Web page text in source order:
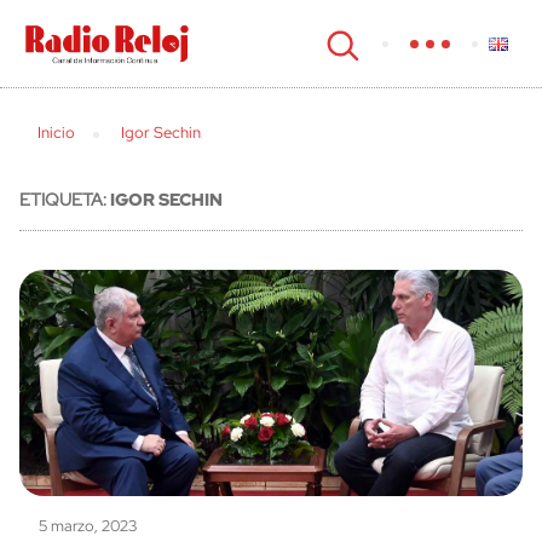
cerrar
Inicio Igor Sechin
ETIQUETA:IGOR SECHIN
5 marzo, 2023